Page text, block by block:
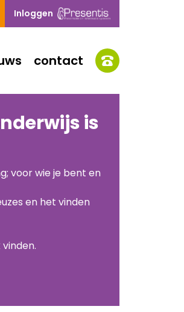
contact
Inloggen
is
voor wie je bent en
en het vinden